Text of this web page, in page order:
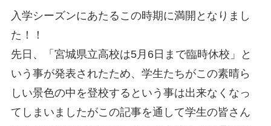
入学シーズンにあたるこの時期に満開となりまし
た！！
先日、「宮城県立高校は5月6日まで臨時休校」と
いう事が発表されたため、学生たちがこの素晴ら
しい景色の中を登校するという事は出来なくなっ
てしまいましたがこの記事を通して学生の皆さん